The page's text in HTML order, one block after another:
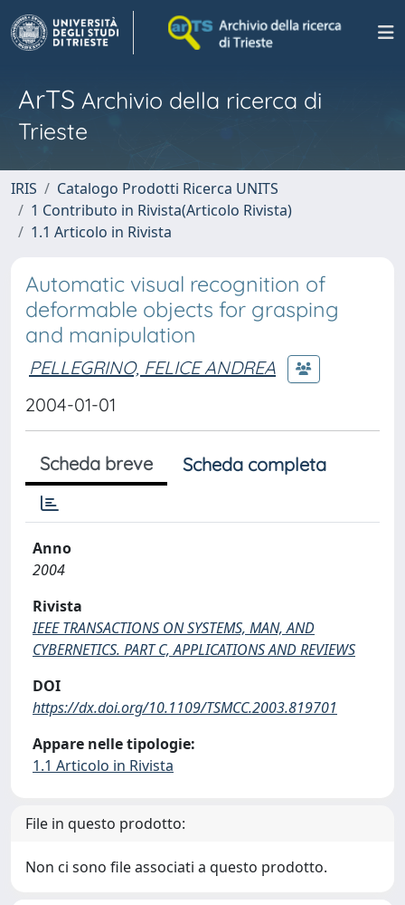
ArTS Archivio della ricerca di
Trieste
IRIS
Catalogo Prodotti Ricerca UNITS
1 Contributo in Rivista(Articolo Rivista)
1.1 Articolo in Rivista
Automatic visual recognition of
deformable objects for grasping
and manipulation
PELLEGRINO, FELICE ANDREA
2004-01-01
Scheda breve Scheda completa
Anno
2004
Rivista
IEEE TRANSACTIONS ON SYSTEMS, MAN, AND
CYBERNETICS. PART C, APPLICATIONS AND REVIEWS
DOI
https://dx.doi.org/10.1109/TSMCC.2003.819701
Appare nelle tipologie:
1.1 Articolo in Rivista
File in questo prodotto:
Non ci sono file associati a questo prodotto.